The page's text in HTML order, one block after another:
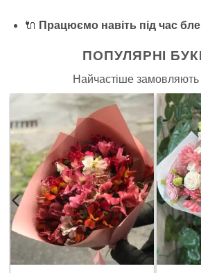
🔌 Працюємо навіть під час
ПОПУЛЯРНІ
Найчастіше замовляють